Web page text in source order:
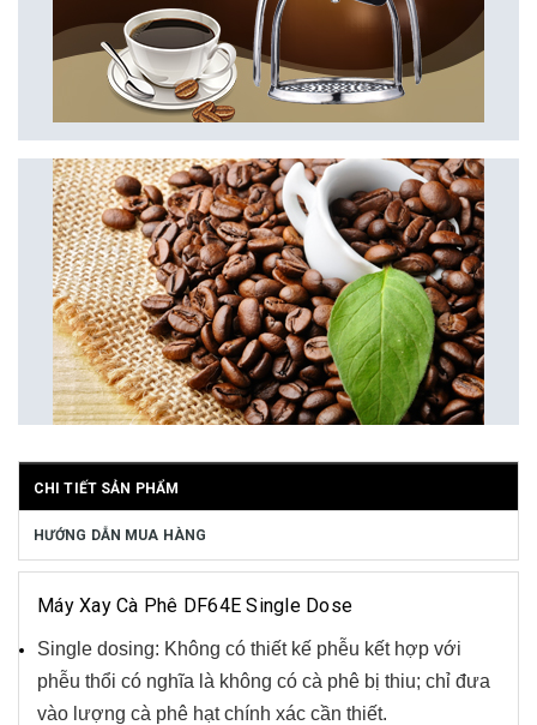
CHI TIẾT SẢN PHẨM
HƯỚNG DẪN MUA HÀNG
Máy Xay Cà Phê DF64E Single Dose
Single dosing: Không có thiết kế phễu kết hợp với
phễu thổi có nghĩa là không có cà phê bị thiu; chỉ đưa
vào lượng cà phê hạt chính xác cần thiết.